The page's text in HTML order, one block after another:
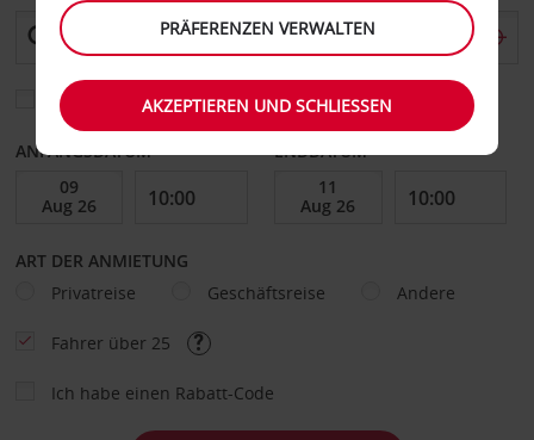
Eine andere Rückgabestation auswählen
ANFANGSDATUM ENDDATUM
ART DER ANMIETUNG
Privatreise
Geschäftsreise Andere
Fahrer über 25
Ich habe einen Rabatt-Code
PRÄFERENZEN VERWALTEN
AKZEPTIEREN UND SCHLIESSEN